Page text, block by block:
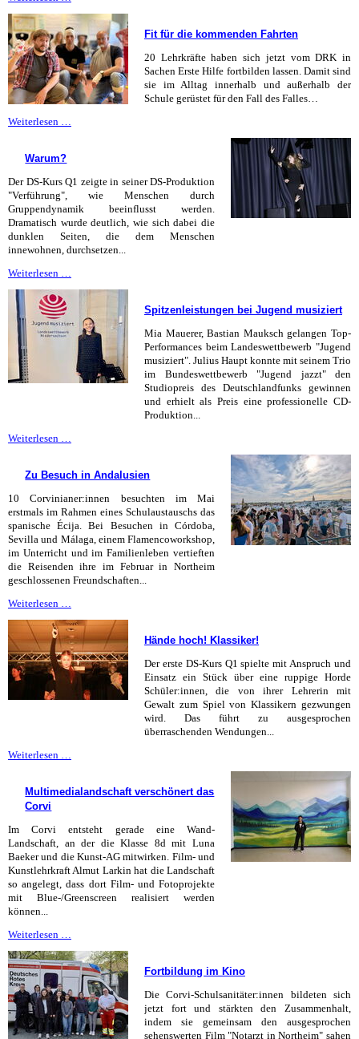
Kicker
für
das
große
Forum
Fit für die kommenden Fahrten
20 Lehrkräfte haben sich jetzt vom DRK in
Sachen Erste Hilfe fortbilden lassen. Damit sind
sie im Alltag innerhalb und außerhalb der
Schule gerüstet für den Fall des Falles…
Weiterlesen …
Fahrten
Warum?
Der DS-Kurs Q1 zeigte in seiner DS-Produktion
"Verführung", wie Menschen durch
Gruppendynamik beeinflusst werden.
Dramatisch wurde deutlich, wie sich dabei die
dunklen Seiten, die dem Menschen
innewohnen, durchsetzen...
Weiterlesen …
Spitzenleistungen bei Jugend musiziert
Mia Mauerer, Bastian Mauksch gelangen Top-
Performances beim Landeswettbewerb "Jugend
musiziert". Julius Haupt konnte mit seinem Trio
im Bundeswettbewerb "Jugend jazzt" den
Studiopreis des Deutschlandfunks gewinnen
und erhielt als Preis eine professionelle CD-
Produktion...
Weiterlesen …
musiziert
Zu Besuch in Andalusien
10 Corvinianer:innen besuchten im Mai
erstmals im Rahmen eines Schulaustauschs das
spanische Écija. Bei Besuchen in Córdoba,
Sevilla und Málaga, einem Flamencoworkshop,
im Unterricht und im Familienleben vertieften
die Reisenden ihre im Februar in Northeim
geschlossenen Freundschaften...
Weiterlesen …
in
Andalusien
Hände hoch! Klassiker!
Der erste DS-Kurs Q1 spielte mit Anspruch und
Einsatz ein Stück über eine ruppige Horde
Schüler:innen, die von ihrer Lehrerin mit
Gewalt zum Spiel von Klassikern gezwungen
wird. Das führt zu ausgesprochen
überraschenden Wendungen...
Weiterlesen …
Multimedialandschaft verschönert das
Corvi
Im Corvi entsteht gerade eine Wand-
Landschaft, an der die Klasse 8d mit Luna
Baeker und die Kunst-AG mitwirken. Film- und
Kunstlehrkraft Almut Larkin hat die Landschaft
so angelegt, dass dort Film- und Fotoprojekte
mit Blue-/Greenscreen realisiert werden
können...
Weiterlesen …
das
Corvi
Fortbildung im Kino
Die Corvi-Schulsanitäter:innen bildeten sich
jetzt fort und stärkten den Zusammenhalt,
indem sie gemeinsam den ausgesprochen
sehenswerten Film "Notarzt in Northeim" sahen